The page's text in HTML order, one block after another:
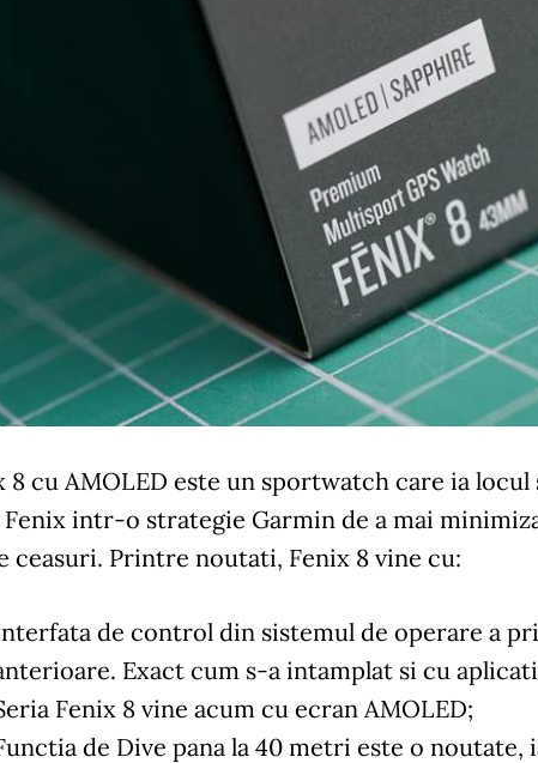
8 cu AMOLED este un sportwatch care ia
Fenix intr-o strategie Garmin de a mai
ceasuri. Printre noutati, Fenix 8 vine cu:
de control din sistemul de operare a
Exact cum s-a intamplat si cu
Fenix 8 vine acum cu ecran AMOLED;
de Dive pana la 40 metri este o